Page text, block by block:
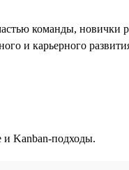
команды,
и карьерного
и Kanban-подходы.